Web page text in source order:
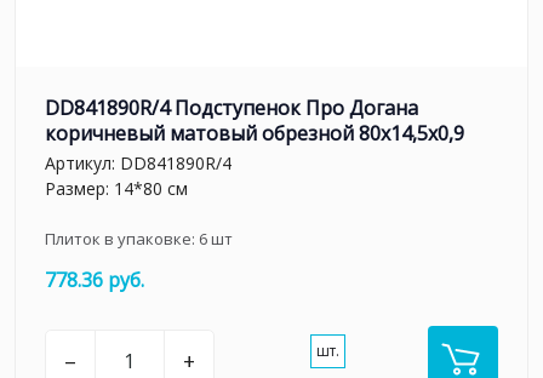
DD841890R/4 Подступенок Про Догана
коричневый матовый обрезной 80x14,5x0,9
Артикул: DD841890R/4
Размер: 14*80 см
Плиток в упаковке: 6шт
778.36 руб.
– + шт.